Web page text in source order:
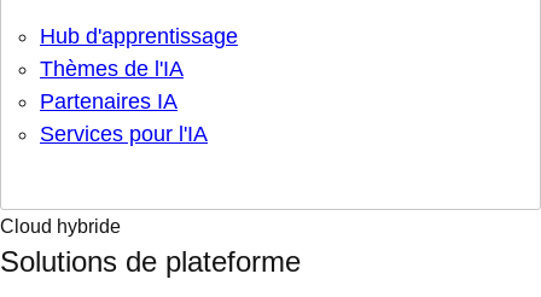
Hub d'apprentissage
Thèmes de l'IA
Partenaires IA
Services pour l'IA
Cloud hybride
Solutions de plateforme